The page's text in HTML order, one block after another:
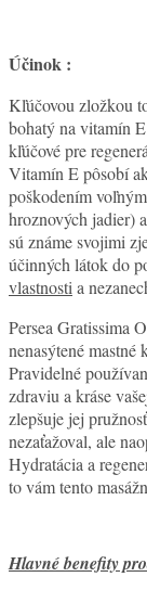
Účinok :
Kľúčovou zložkou
bohatý na vitamín
kľúčové pre
Vitamín E pôsobí
poškodením
hroznových jadier)
sú známe svojimi
účinných látok do
vlastnosti a
Persea Gratissima
nenasýtené
Pravidelné
zdraviu a kráse
zlepšuje jej
nezaťažoval, ale
Hydratácia a
to vám tento
Hlavné benefity